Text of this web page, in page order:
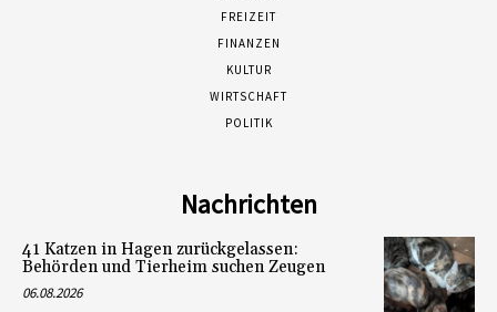
FREIZEIT
FINANZEN
KULTUR
WIRTSCHAFT
POLITIK
Nachrichten
41 Katzen in Hagen zurückgelassen:
Behörden und Tierheim suchen Zeugen
06.08.2026